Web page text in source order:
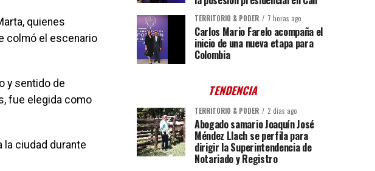
quienes
colmó el escenario
y sentido de
fue elegida como
la ciudad durante
TERRITORIO & PODER 7 horas ago
Carlos Mario Farelo acompaña el
inicio de una nueva etapa para
Colombia
TENDENCIA
TERRITORIO & PODER 2 días ago
Abogado samario Joaquín José
Méndez Llach se perfila para
dirigir la Superintendencia de
Notariado y Registro